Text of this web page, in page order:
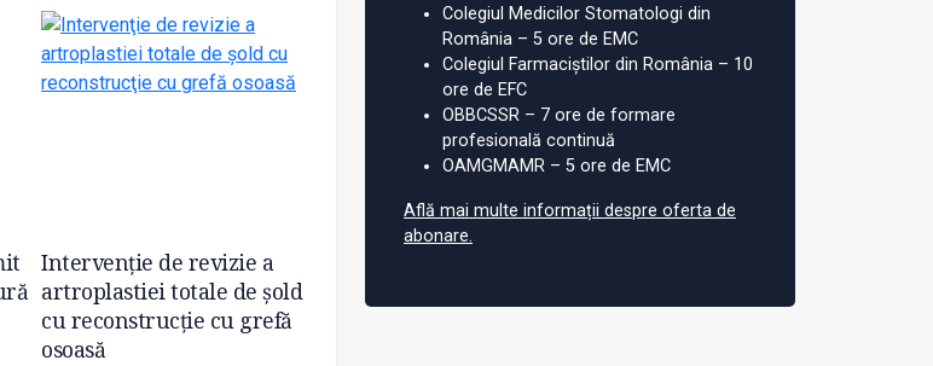
Intervenţie de revizie a
artroplastiei totale de şold
cu reconstrucţie cu grefă
osoasă
Colegiul Medicilor Stomatologi din
România – 5 ore de EMC
Colegiul Farmaciștilor din România – 10
ore de EFC
OBBCSSR – 7 ore de formare
profesională continuă
OAMGMAMR – 5 ore de EMC
Află mai multe informații despre oferta de
abonare.